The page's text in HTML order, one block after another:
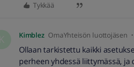
Tykkää
Kimblez OmaYhteisön luottojäsen
Ollaan tarkistettu kaikki
perheen yhdessä liittymässä, ja